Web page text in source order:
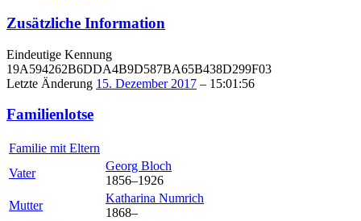
Zusätzliche Information
Eindeutige Kennung
19A594262B6DDA4B9D587BA65B438D299F03
Letzte Änderung 15. Dezember 2017 – 15:01:56
Familienlotse
Familie mit Eltern
Vater
Georg Bloch
1856–1926
Mutter
Katharina Numrich
1868–